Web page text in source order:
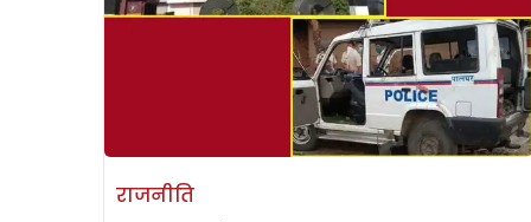
राजनीति